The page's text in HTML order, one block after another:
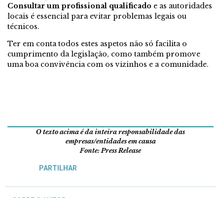
Consultar um profissional qualificado e as autoridades
locais é essencial para evitar problemas legais ou
técnicos.
Ter em conta todos estes aspetos não só facilita o
cumprimento da legislação, como também promove
uma boa convivência com os vizinhos e a comunidade.
O texto acima é da inteira responsabilidade das
empresas/entidades em causa
Fonte: Press Release
PARTILHAR